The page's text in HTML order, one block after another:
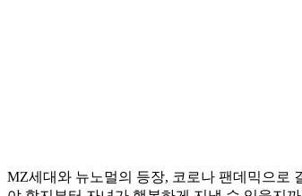
MZ세대와 뉴노멀의 등장, 코로나 팬데믹으로